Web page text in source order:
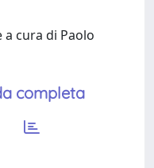
cura di Paolo
completa